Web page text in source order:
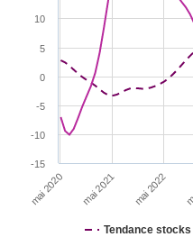
The chart has 1 Y axis
Tendance stocks
mai 2020 mai 2021 mai 2022
-15
-10
-5
0
5
10